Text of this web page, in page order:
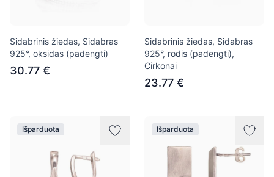
Sidabrinis žiedas, Sidabras
925°, oksidas (padengti)
30.77 €
Sidabrinis žiedas, Sidabras
925°, rodis (padengti),
Cirkonai
23.77 €
Išparduota Išparduota